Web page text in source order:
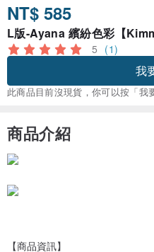
NT$ 585
L版-Ayana 繽紛色彩【
5 (1)
我
此商品目前沒現貨，你可以按「
商品介紹
【商品資訊】